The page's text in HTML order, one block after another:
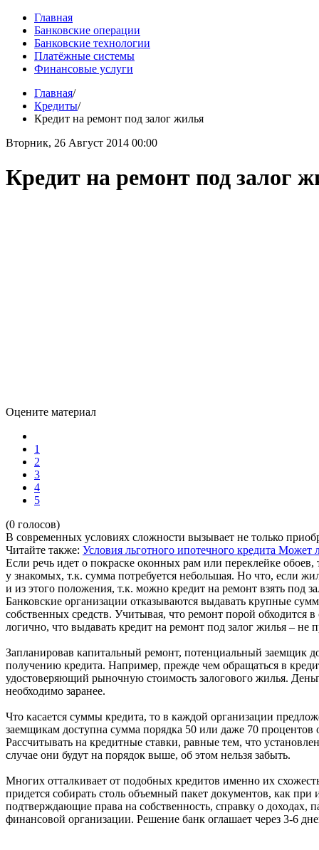
Главная
Банковские операции
Банковские технологии
Платёжные системы
Финансовые услуги
Главная/
Кредиты/
Кредит на ремонт под залог жилья
Вторник, 26 Август 2014 00:00
Кредит на ремонт под залог
Оцените материал
1
2
3
4
5
(0 голосов)
В современных условиях сложности вызывает не только
Читайте также: Условия льготного ипотечного кредита Может
Если речь идет о покраске оконных рам или переклейке
у знакомых, т.к. сумма потребуется небольшая. Но что, если
и из этого положения, т.к. можно кредит на ремонт взять под
Банковские организации отказываются выдавать крупные
собственных средств. Учитывая, что ремонт порой
логично, что выдавать кредит на ремонт под залог жилья –
Запланировав капитальный ремонт, потенциальный заемщик
получению кредита. Например, прежде чем обращаться в
удостоверяющий рыночную стоимость залогового жилья.
необходимо заранее.
Что касается суммы кредита, то в каждой организации
заемщикам доступна сумма порядка 50 или даже 70 процентов
Рассчитывать на кредитные ставки, равные тем, что
случае они будут на порядок выше, об этом нельзя забыть.
Многих отталкивает от подобных кредитов именно их
придется собирать столь объемный пакет документов, как
подтверждающие права на собственность, справку о доходах,
финансовой организации. Решение банк оглашает через 3-6